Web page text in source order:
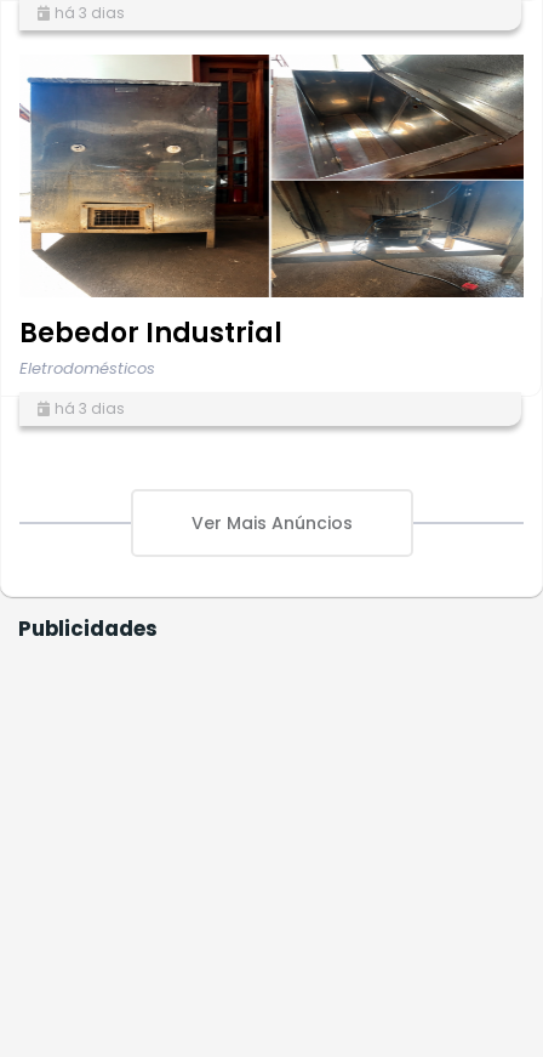
há 3 dias
Bebedor Industrial
Eletrodomésticos
há 3 dias
Ver Mais Anúncios
Publicidades